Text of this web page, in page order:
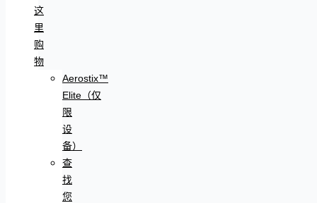
这
里
购
物
Aerostix™
Elite（仅
限
设
备）
查
找
您